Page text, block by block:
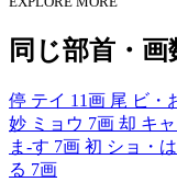
同じ部首・
停 テイ 11画 尾 ビ・
妙 ミョウ 7画 却 キ
ま-す 7画 初 ショ・
る 7画